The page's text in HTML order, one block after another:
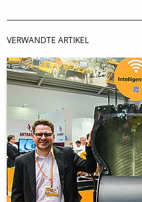
VERWANDTE ARTIKEL